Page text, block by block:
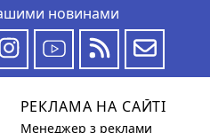
новинами
РЕКЛАМА НА САЙТІ
Менеджер з реклами